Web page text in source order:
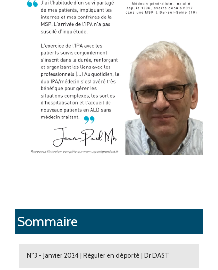
Sommaire
N°3 - Janvier 2024 | Réguler en déporté | Dr DAST